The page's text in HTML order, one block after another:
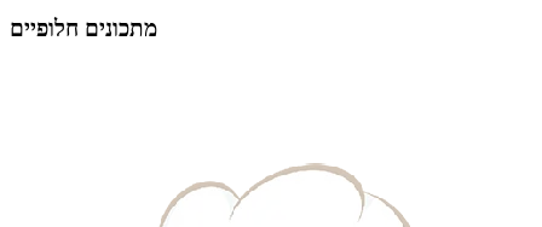
מתכונים חלופיים